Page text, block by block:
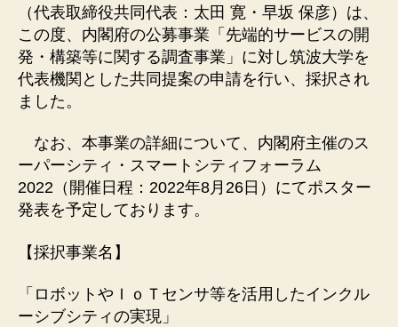
（代表取締役共同代表：太田 寛・早坂 保彦）は、
この度、内閣府の公募事業「先端的サービスの開
発・構築等に関する調査事業」に対し筑波大学を
代表機関とした共同提案の申請を行い、採択され
ました。
なお、本事業の詳細について、内閣府主催のス
ーパーシティ・スマートシティフォーラム
2022（開催日程：2022年8月26日）にてポスター
発表を予定しております。
【採択事業名】
「ロボットやＩｏＴセンサ等を活用したインクル
ーシブシティの実現」